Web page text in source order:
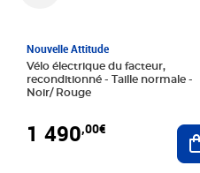
Nouvelle Attitude
Vélo électrique du facteur,
reconditionné - Taille normale -
Noir/ Rouge
1 490,00€